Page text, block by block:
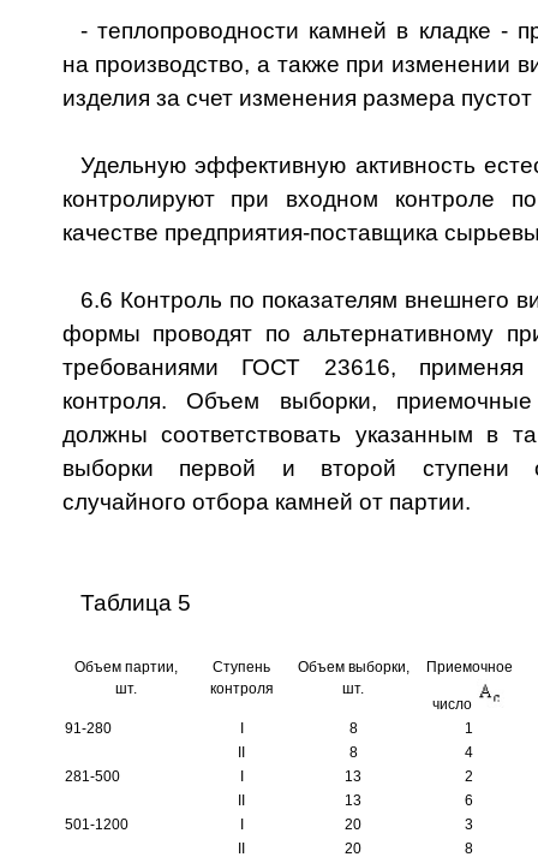
- теплопроводности камней в кладке -
на производство, а также при изменении
изделия за счет изменения размера
Удельную эффективную активность
контролируют при входном контроле
качестве предприятия-поставщика
6.6 Контроль по показателям внешнего
формы проводят по альтернативному
требованиями ГОСТ 23616, применяя
контроля. Объем выборки,
должны соответствовать указанным в
выборки первой и второй ступени
случайного отбора камней от партии.
Таблица 5
Объем партии,
шт.
Ступень
контроля
Объем выборки,
шт.
Приемочное
число
91-280
8
1
8
4
281-500
13
2
13
6
501-1200
20
3
20
8